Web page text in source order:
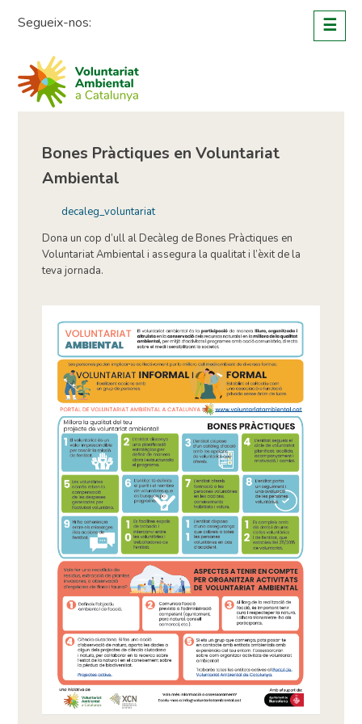
Segueix-nos: ☰
Bones Pràctiques en Voluntariat
Ambiental
decaleg_voluntariat
Dona un cop d’ull al Decàleg de Bones Pràctiques en
Voluntariat Ambiental i assegura la qualitat i l’èxit de la
teva jornada.